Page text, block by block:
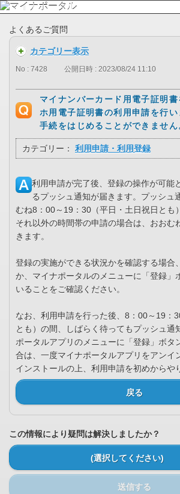
よくあるご質問
カテゴリー表示
No : 7428 公開日時 : 2023/08/24 11:10
マイナンバーカード用電子証明
ホ用電子証明書の利用申請を行
手続をはじめることができません
カテゴリー： 利用申請・利用登録
利用申請が完了後、登録の操作が可能
るプッシュ通知が届きます。プッシュ
むね8：00～19：30（平日・土日祝日とも
それ以外の時間帯の申請の場合は、おおむ
きます。
登録の実施ができる状況かを確認する場合
か、マイナポータルのメニューに「登録」
いることをご確認ください。
なお、利用申請を行った後、8：00～19：
とも）の間、しばらく待ってもプッシュ通
ポータルアプリのメニューに「登録」ボタ
合は、一度マイナポータルアプリをアンイ
インストールの上、利用申請を初めからや
戻る
この情報により疑問は解決しましたか？
(選択してください)
送信する